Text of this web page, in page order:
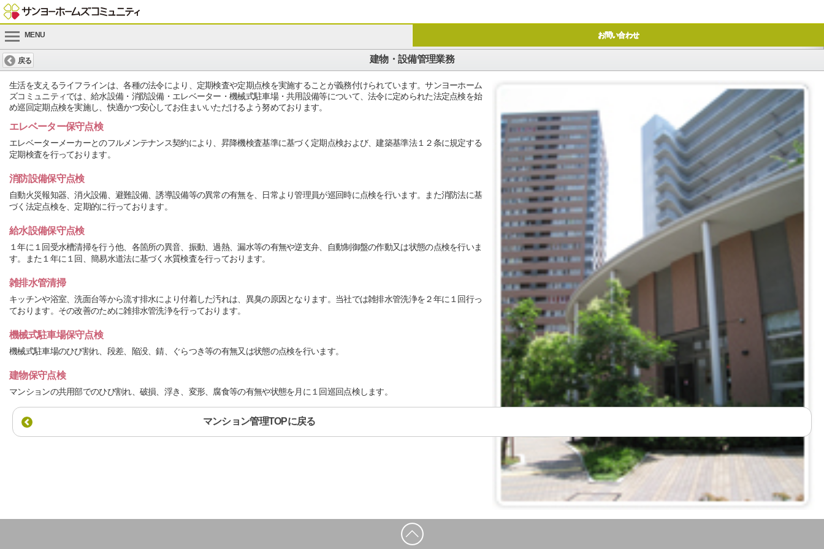
お問い合わせ
MENU
戻る 建物・設備管理業務
生活を支えるライフラインは、各種の法令により、定期検査や定期点検を実施することが義務付けられています。サンヨーホーム
ズコミュニティでは、給水設備・消防設備・エレベーター・機械式駐車場・共用設備等について、法令に定められた法定点検を始
め巡回定期点検を実施し、快適かつ安心してお住まいいただけるよう努めております。
エレベーター保守点検
エレベーターメーカーとのフルメンテナンス契約により、昇降機検査基準に基づく定期点検および、建築基準法１２条に規定する
定期検査を行っております。
消防設備保守点検
自動火災報知器、消火設備、避難設備、誘導設備等の異常の有無を、日常より管理員が巡回時に点検を行います。また消防法に基
づく法定点検を、定期的に行っております。
給水設備保守点検
１年に１回受水槽清掃を行う他、各箇所の異音、振動、過熱、漏水等の有無や逆支弁、自動制御盤の作動又は状態の点検を行いま
す。また１年に１回、簡易水道法に基づく水質検査を行っております。
雑排水管清掃
キッチンや浴室、洗面台等から流す排水により付着した汚れは、異臭の原因となります。当社では雑排水管洗浄を２年に１回行っ
ております。その改善のために雑排水管洗浄を行っております。
機械式駐車場保守点検
機械式駐車場のひび割れ、段差、陥没、錆、ぐらつき等の有無又は状態の点検を行います。
建物保守点検
マンションの共用部でのひび割れ、破損、浮き、変形、腐食等の有無や状態を月に１回巡回点検します。
マンション管理TOPに戻る